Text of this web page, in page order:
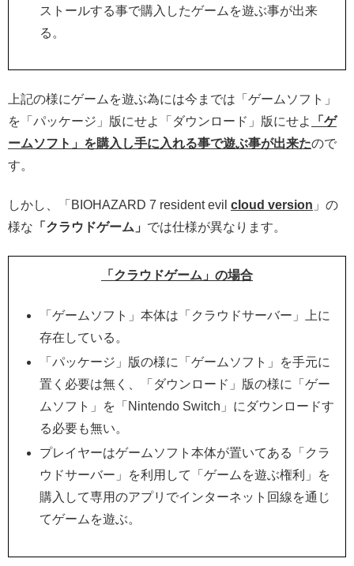
ストールする事で購入したゲームを遊ぶ事が出来
る。
上記の様にゲームを遊ぶ為には今までは「ゲームソフト」
を「パッケージ」版にせよ「ダウンロード」版にせよ
「ゲ
ームソフト」を購入し手に入れる事で遊ぶ事が出来たので
す。
しかし、「BIOHAZARD 7 resident evil cloud version 」の
様な 「クラウドゲーム」 では仕様が異なります。
「クラウドゲーム 」 の場合
「ゲームソフト」本体は「クラウドサーバー」上に
存在している。
「パッケージ」版の様に「ゲームソフト」を手元に
置く必要は無く、「ダウンロード」版の様に「ゲー
ムソフト」を「Nintendo Switch」にダウンロードす
る必要も無い。
プレイヤーはゲームソフト本体が置いてある「クラ
ウドサーバー」を利用して「ゲームを遊ぶ権利」を
購入して専用のアプリでインターネット回線を通じ
てゲームを遊ぶ。